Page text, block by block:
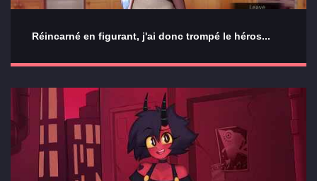
Réincarné en figurant, j'ai donc trompé le héros...